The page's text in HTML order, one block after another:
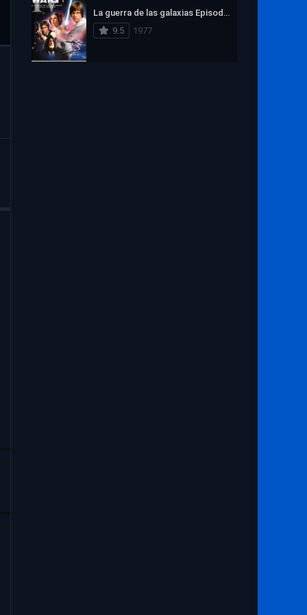
La guerra de las galaxias Episodio IV: Una nueva esperanza
9.5
1977